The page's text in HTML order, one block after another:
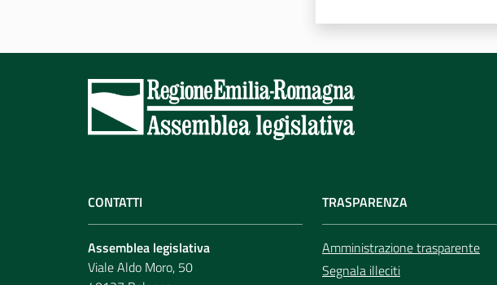
CONTATTI
Assemblea legislativa
Viale Aldo Moro, 50
TRASPARENZA
Amministrazione trasparente
Segnala illeciti